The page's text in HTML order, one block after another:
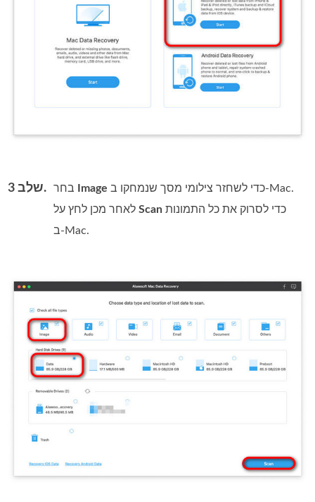
שלב 3. Image
לאחר מכן לחץ עלScan כדי לסרוק את כל התמונות
ב‑Mac.